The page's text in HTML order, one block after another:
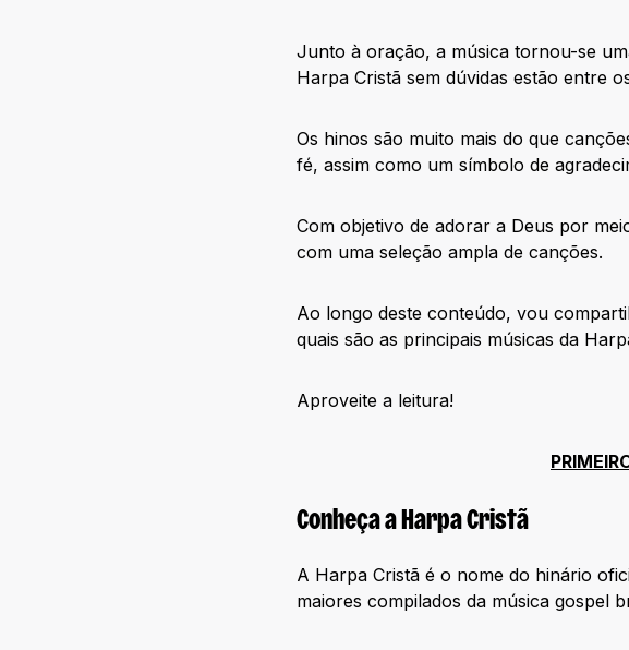
Junto à oração, a música tornou-se
Harpa Cristã sem dúvidas estão entre
Os hinos são muito mais do que
fé, assim como um símbolo de
Com objetivo de adorar a Deus por
com uma seleção ampla de canções.
Ao longo deste conteúdo, vou
quais são as principais músicas da
Aproveite a leitura!
Conheça a Harpa Cristã
A Harpa Cristã é o nome do hinário
maiores compilados da música gospel